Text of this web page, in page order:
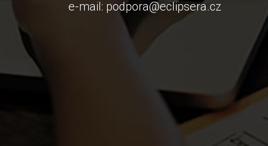
e-mail: podpora@eclipsera.cz